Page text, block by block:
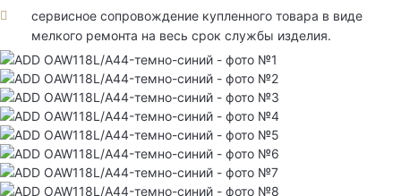
сервисное сопровождение купленного товара в виде
мелкого ремонта на весь срок службы изделия.